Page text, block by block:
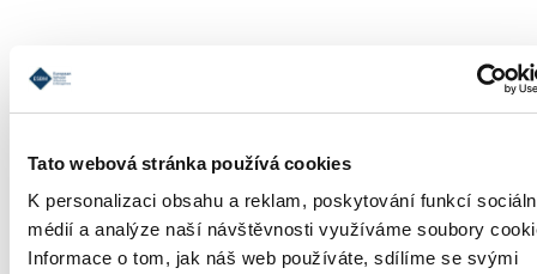
Tato webová stránka používá cookies
K personalizaci obsahu a reklam, poskytování funkcí
médií a analýze naší návštěvnosti využíváme soubory
Informace o tom, jak náš web používáte, sdílíme se svými